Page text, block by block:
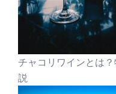
チャコリワインとは
説